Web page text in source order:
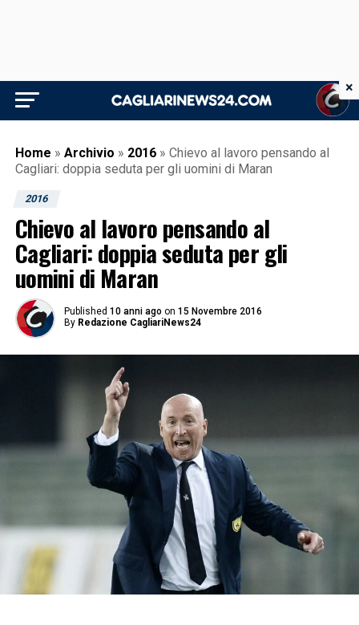
Home » Archivio » 2016 » Chievo al lavoro pensando al
Cagliari: doppia seduta per gli uomini di Maran
2016
Chievo al lavoro pensando al
Cagliari: doppia seduta per gli
uomini di Maran
Published 10 anni ago on 15 Novembre 2016
By Redazione CagliariNews24
×